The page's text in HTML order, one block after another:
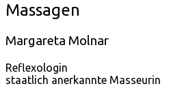
Massagen
Margareta Molnar
Reflexologin
staatlich anerkannte Masseurin